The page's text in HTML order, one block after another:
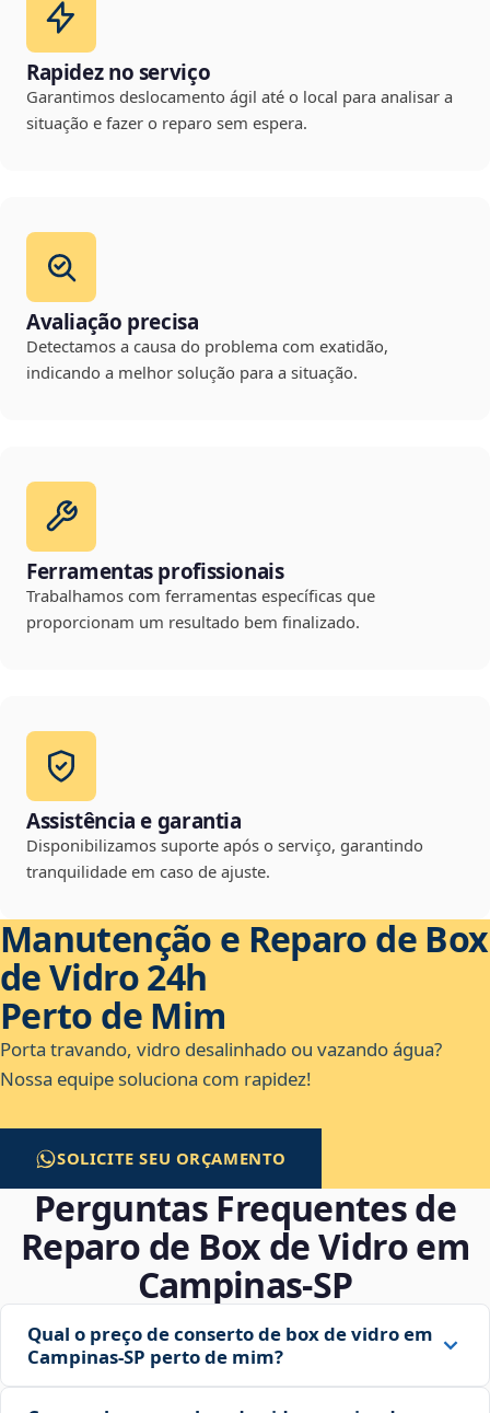
Rapidez no serviço
Garantimos deslocamento ágil até o local para analisar a
situação e fazer o reparo sem espera.
Avaliação precisa
Detectamos a causa do problema com exatidão,
indicando a melhor solução para a situação.
Ferramentas profissionais
Trabalhamos com ferramentas específicas que
proporcionam um resultado bem finalizado.
Assistência e garantia
Disponibilizamos suporte após o serviço, garantindo
tranquilidade em caso de ajuste.
Manutenção e Reparo de Box
de Vidro 24h
Perto de Mim
Porta travando, vidro desalinhado ou vazando água?
Nossa equipe soluciona com rapidez!
SOLICITE SEU ORÇAMENTO
Perguntas Frequentes de
Reparo de Box de Vidro em
Campinas‑SP
Qual o preço de conserto de box de vidro em
Campinas‑SP perto de mim?